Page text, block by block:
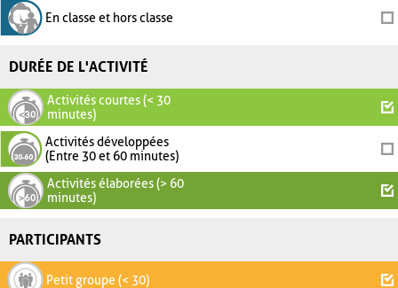
En classe et hors classe
DURÉE DE L'ACTIVITÉ
Activités courtes (< 30
minutes)
Activités développées
(Entre 30 et 60 minutes)
Activités élaborées (> 60
minutes)
PARTICIPANTS
Petit groupe (< 30)